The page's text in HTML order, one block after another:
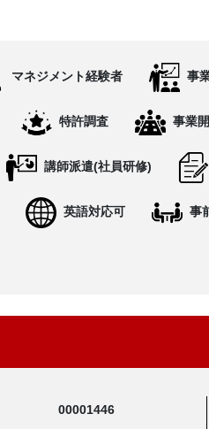
マネジメント経験者 事
特許調査 事業
講師派遣(社員研修)
英語対応可 事
00001446